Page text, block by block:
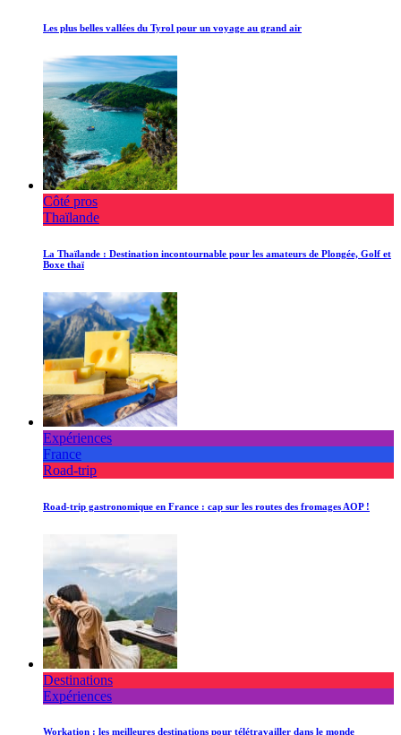
Les plus belles vallées du Tyrol pour un voyage au grand air
Côté pros
Thaïlande
La Thaïlande : Destination incontournable pour les amateurs de Plongée, Golf et
Boxe thaï
Expériences
France
Road-trip
Road-trip gastronomique en France : cap sur les routes des fromages AOP !
Destinations
Expériences
Workation : les meilleures destinations pour télétravailler dans le monde